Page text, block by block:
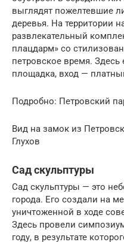
выглядят пожелтевшие
деревья. На территории
развлекательный
плацдарм» со
петровское время.
площадка, вход —
Подробно: Петровский
Вид на замок из
Глухов
Сад скульптуры
Сад скульптуры — это
города. Его создали на
уничтоженной в ходе
Здесь провели
году, в результате